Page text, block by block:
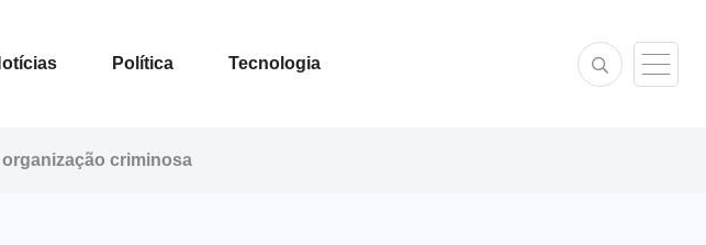
Política Tecnologia
criminosa